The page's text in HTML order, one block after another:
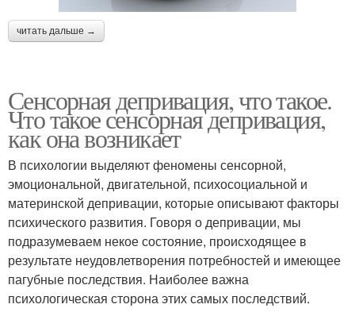
читать дальше →
Сенсорная депривация, что такое.
Что такое сенсорная депривация,
как она возникает
В психологии выделяют феномены сенсорной,
эмоциональной, двигательной, психосоциальной и
материнской депривации, которые описывают факторы
психического развития. Говоря о депривации, мы
подразумеваем некое состояние, происходящее в
результате неудовлетворения потребностей и имеющее
пагубные последствия. Наиболее важна
психологическая сторона этих самых последствий.